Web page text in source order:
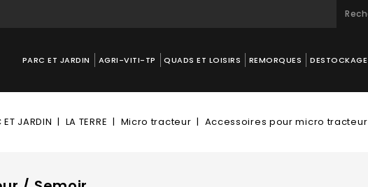
PARC ET JARDIN AGRI-VITI-TP QUADS ET LOISIRS REMORQUES DESTOCKAGE
ET JARDIN LA TERRE Micro tracteur Accessoires pour micro tracteur